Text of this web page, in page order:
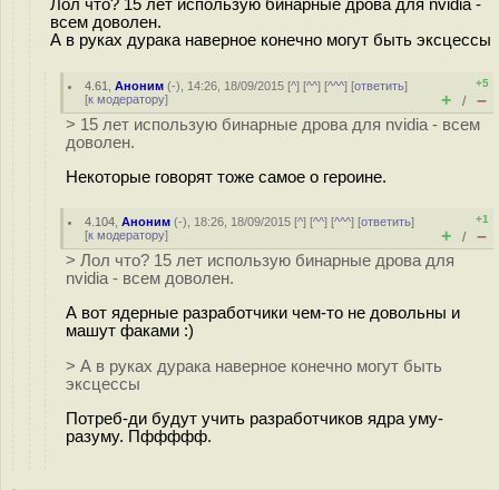
Лол что? 15 лет использую бинарные дрова для nvidia -
всем доволен.
А в руках дурака наверное конечно могут быть эксцессы
4.61 ,Аноним (-), 14:26, 18/09/2015 [^] [^^] [^^^] [ответить]
[к модератору]
+5
+ / –
> 15 лет использую бинарные дрова для nvidia - всем
доволен.
Некоторые говорят тоже самое о героине.
4.104 ,Аноним (-), 18:26, 18/09/2015 [^] [^^] [^^^] [ответить]
[к модератору]
+1
+ / –
> Лол что? 15 лет использую бинарные дрова для
nvidia - всем доволен.
А вот ядерные разработчики чем-то не довольны и
машут факами :)
> А в руках дyрака наверное конечно могут быть
эксцессы
Потреб-ди будут учить разработчиков ядра уму-
разуму. Пффффф.